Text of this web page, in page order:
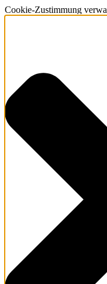
Cookie-Zustimmung